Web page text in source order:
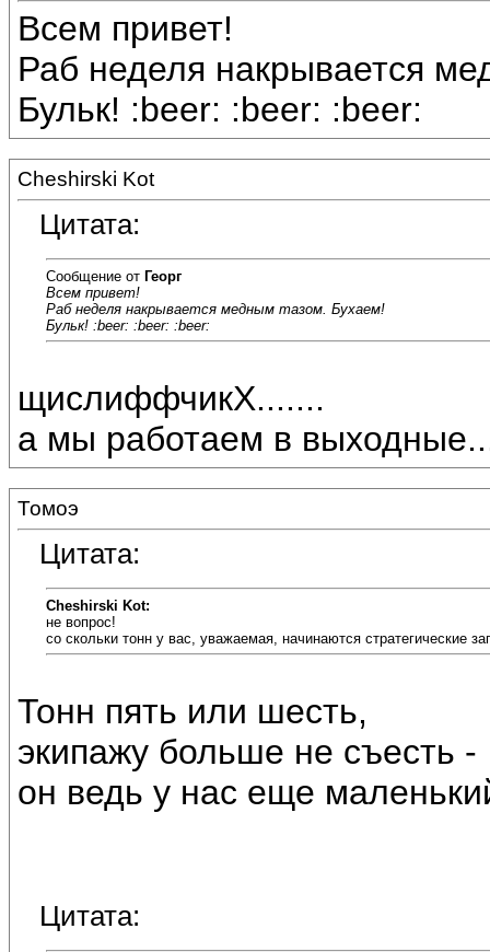
Всем привет!
Раб неделя накрывается
Бульк! :beer: :beer: :beer:
Cheshirski Kot
Цитата:
Сообщение от Георг
Всем привет!
Раб неделя накрывается медным тазом. Бухаем!
Бульк! :beer: :beer: :beer:
щислиффчикХ.......
а мы работаем в
Томоэ
Цитата:
Cheshirski Kot:
не вопрос!
со скольки тонн у вас, уважаемая, начинаются стратегические
Тонн пять или шесть,
экипажу больше не съесть -
он ведь у нас еще
Цитата: